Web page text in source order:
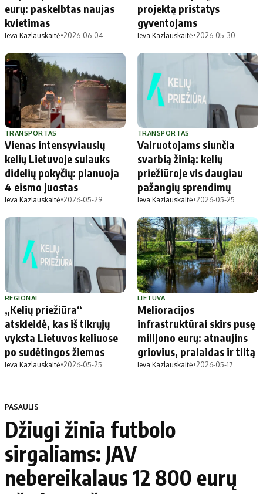
eurų: paskelbtas naujas
kvietimas
Ieva Kazlauskaitė•2026-06-04
projektą pristatys
gyventojams
Ieva Kazlauskaitė•2026-05-30
TRANSPORTAS
Vienas intensyviausių
kelių Lietuvoje sulauks
didelių pokyčių: planuoja
4 eismo juostas
Ieva Kazlauskaitė•2026-05-29
TRANSPORTAS
Vairuotojams siunčia
svarbią žinią: kelių
priežiūroje vis daugiau
pažangių sprendimų
Ieva Kazlauskaitė•2026-05-25
REGIONAI
„Kelių priežiūra“
atskleidė, kas iš tikrųjų
vyksta Lietuvos keliuose
po sudėtingos žiemos
Ieva Kazlauskaitė•2026-05-25
LIETUVA
Melioracijos
infrastruktūrai skirs pusę
milijono eurų: atnaujins
griovius, pralaidas ir tiltą
Ieva Kazlauskaitė•2026-05-17
PASAULIS
Džiugi žinia futbolo
sirgaliams: JAV
nebereikalaus 12 800 eurų